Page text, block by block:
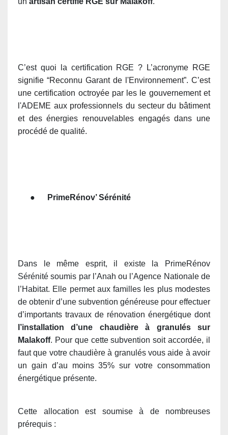
C’est quoi la certification RGE ?
L’acronyme RGE
signifie “Reconnu Garant de l'Environnement”. C’est
une certification octroyée par les le gouvernement et
l'ADEME aux professionnels du secteur du bâtiment
et des énergies renouvelables engagés dans une
procédé de qualité.
● PrimeRénov’ Sérénité
Dans le même esprit, il existe la PrimeRénov
Sérénité soumis par l’Anah ou l’Agence Nationale de
l’Habitat. Elle permet aux familles les plus modestes
de obtenir d’une subvention généreuse pour effectuer
d’importants travaux de rénovation énergétique dont
l’installation d’une chaudière à granulés sur
Malakoff. Pour que cette subvention soit accordée, il
faut que votre chaudière à granulés vous aide à avoir
un gain d’au moins 35% sur votre consommation
énergétique présente.
Cette allocation est soumise à de nombreuses
prérequis :